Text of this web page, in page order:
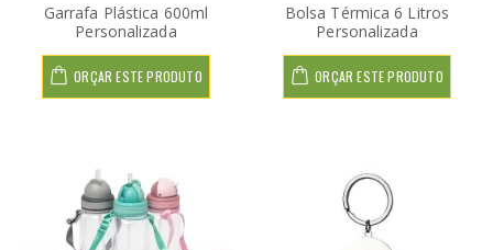
Garrafa Plástica 600ml
Personalizada
ORÇAR ESTE PRODUTO
Bolsa Térmica 6 Litros
Personalizada
ORÇAR ESTE PRODUTO